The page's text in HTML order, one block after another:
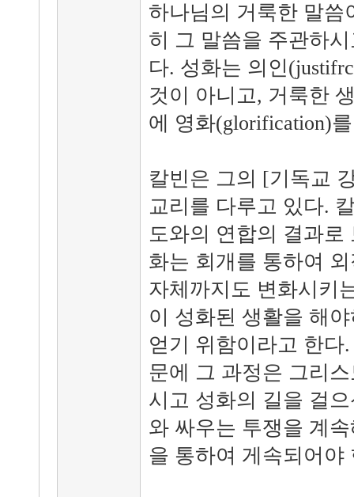
하나님의 거룩한 말씀
히 그 말씀을 주관하
다. 성화는 의인
것이 아니고, 거룩한
에 영화(glorification)
칼빈은 그의 [기독교
교리를 다루고 있다.
도와의 연합의 결과로
화는 회개를 통하여
자체까지도 변화시키
이 성화된 생활을 해
얻기 위함이라고 한다
문에 그 과정은 그리
시고 성화의 길을 걸
와 싸우는 투쟁을 계
을 통하여 게속되어야